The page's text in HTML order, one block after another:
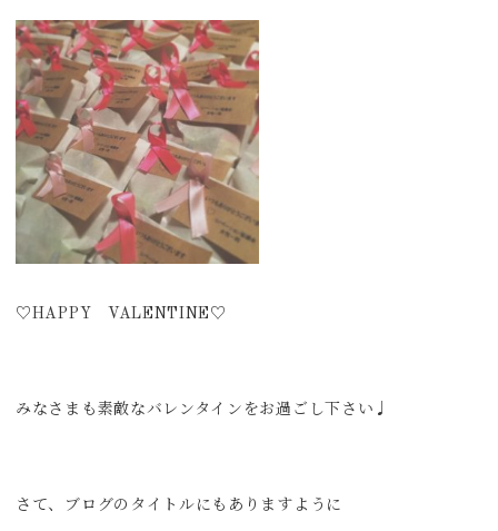
♡HAPPY VALENTINE♡
みなさまも素敵なバレンタインをお過ごし下さい♩
さて、ブログのタイトルにもありますように